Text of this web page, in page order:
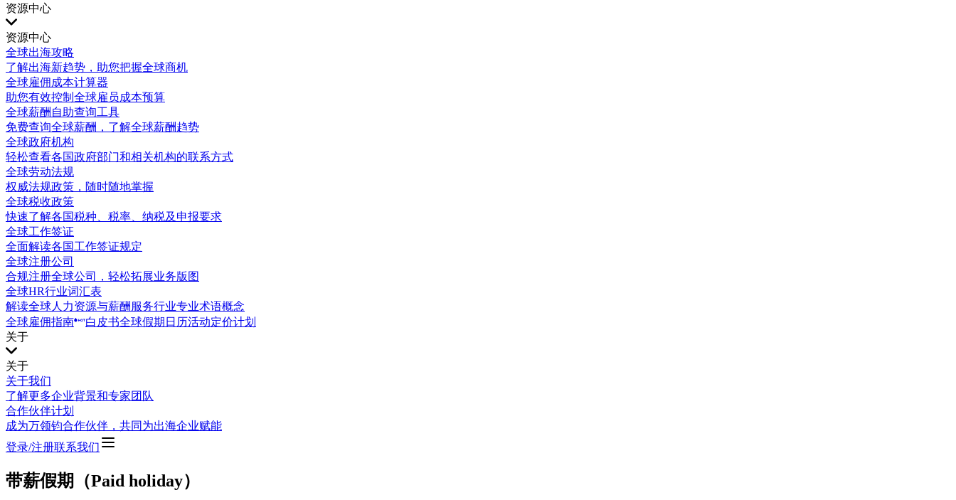
资源中心
资源中心
全球出海攻略
了解出海新趋势，助您把握全球商机
全球雇佣成本计算器
助您有效控制全球雇员成本预算
全球薪酬自助查询工具
免费查询全球薪酬，了解全球薪酬趋势
全球政府机构
轻松查看各国政府部门和相关机构的联系方式
全球劳动法规
权威法规政策，随时随地掌握
全球税收政策
快速了解各国税种、税率、纳税及申报要求
全球工作签证
全面解读各国工作签证规定
全球注册公司
合规注册全球公司，轻松拓展业务版图
全球HR行业词汇表
解读全球人力资源与薪酬服务行业专业术语概念
全球雇佣指南
白皮书全球假期日历活动定价计划
关于
关于
关于我们
了解更多企业背景和专家团队
合作伙伴计划
成为万领钧合作伙伴，共同为出海企业赋能
登录/注册联系我们
带薪假期（Paid holiday）